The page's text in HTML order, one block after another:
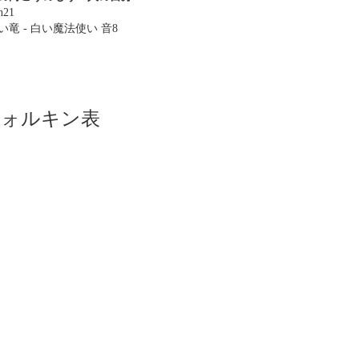
竜 - 白い魔法使い 音8
ルキン表